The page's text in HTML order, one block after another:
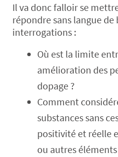
Il va donc falloir se
répondre sans langue
interrogations :
Où est la limite
amélioration des
dopage ?
Comment
substances sans
positivité et réelle
ou autres éléments